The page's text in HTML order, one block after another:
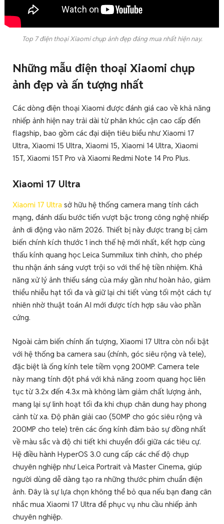
Top 7 điện thoại Xiaomi chụp ảnh đẹp đáng mua nhất hiện nay.
Những mẫu điện thoại Xiaomi chụp
ảnh đẹp và ấn tượng nhất
Các dòng điện thoại Xiaomi được đánh giá cao về khả năng
nhiếp ảnh hiện nay trải dài từ phân khúc cận cao cấp đến
flagship, bao gồm các đại diện tiêu biểu như Xiaomi 17
Ultra, Xiaomi 15 Ultra, Xiaomi 15, Xiaomi 14 Ultra, Xiaomi
15T, Xiaomi 15T Pro và Xiaomi Redmi Note 14 Pro Plus.
Xiaomi 17 Ultra
Xiaomi 17 Ultra sở hữu hệ thống camera mang tính cách
mạng, đánh dấu bước tiến vượt bậc trong công nghệ nhiếp
ảnh di động vào năm 2026. Thiết bị này được trang bị cảm
biến chính kích thước 1 inch thế hệ mới nhất, kết hợp cùng
thấu kính quang học Leica Summilux tinh chỉnh, cho phép
thu nhận ánh sáng vượt trội so với thế hệ tiền nhiệm. Khả
năng xử lý ảnh thiếu sáng của máy gần như hoàn hảo, giảm
thiểu nhiễu hạt tối đa và giữ lại chi tiết vùng tối một cách tự
nhiên nhờ thuật toán AI mới được tích hợp sâu vào phần
cứng.
Ngoài cảm biến chính ấn tượng, Xiaomi 17 Ultra còn nổi bật
với hệ thống ba camera sau (chính, góc siêu rộng và tele),
đặc biệt là ống kính tele tiềm vọng 200MP. Camera tele
này mang tính đột phá với khả năng zoom quang học liên
tục từ 3.2x đến 4.3x mà không làm giảm chất lượng ảnh,
mang lại sự linh hoạt tối đa khi chụp chân dung hay phong
cảnh từ xa. Độ phân giải cao (50MP cho góc siêu rộng và
200MP cho tele) trên các ống kính đảm bảo sự đồng nhất
về màu sắc và độ chi tiết khi chuyển đổi giữa các tiêu cự.
Hệ điều hành HyperOS 3.0 cung cấp các chế độ chụp
chuyên nghiệp như Leica Portrait và Master Cinema, giúp
người dùng dễ dàng tạo ra những thước phim chuẩn điện
ảnh. Đây là sự lựa chọn không thể bỏ qua nếu bạn đang cân
nhắc mua Xiaomi 17 Ultra để phục vụ nhu cầu nhiếp ảnh
chuyên nghiệp.